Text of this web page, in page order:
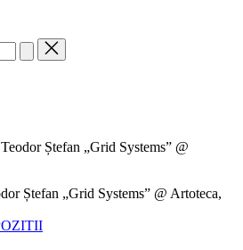
Ștefan „Grid Systems” @